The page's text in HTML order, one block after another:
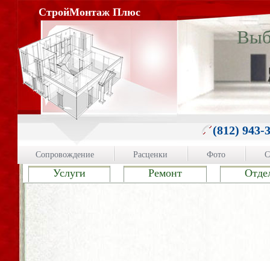
СтройМонтаж Плюс
(812) 943-
Сопровождение Расценки Фото
Услуги Ремонт